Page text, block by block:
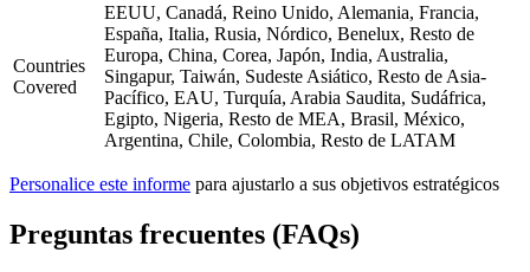
Countries
Covered
EEUU, Canadá, Reino Unido, Alemania, Francia,
España, Italia, Rusia, Nórdico, Benelux, Resto de
Europa, China, Corea, Japón, India, Australia,
Singapur, Taiwán, Sudeste Asiático, Resto de Asia-
Pacífico, EAU, Turquía, Arabia Saudita, Sudáfrica,
Egipto, Nigeria, Resto de MEA, Brasil, México,
Argentina, Chile, Colombia, Resto de LATAM
Personalice este informe para ajustarlo a sus objetivos estratégicos
Preguntas frecuentes (FAQs)